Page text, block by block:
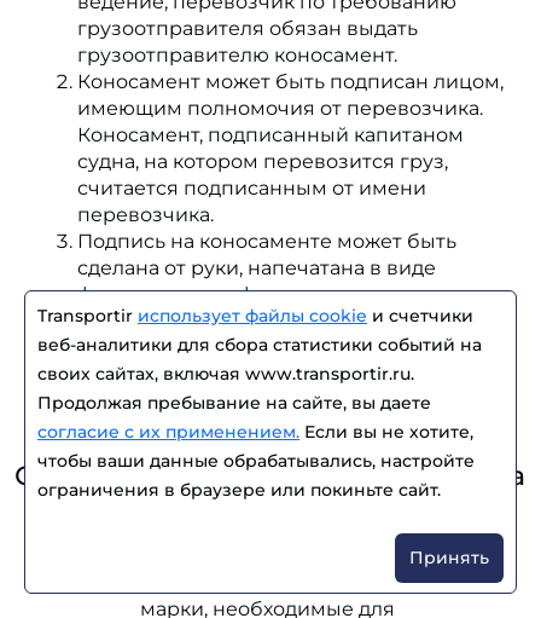
грузоотправителя обязан выдать
грузоотправителю коносамент.
Коносамент может быть подписан лицом,
имеющим полномочия от перевозчика.
Коносамент, подписанный капитаном
судна, на котором перевозится груз,
считается подписанным от имени
перевозчика.
Подпись на коносаменте может быть
сделана от руки, напечатана в виде
факсимиле, перфорирована, поставлена с
помощью штампа, в виде символов или с
помощью любых иных механических или
электронных средств, если это не
противоречит закону страны, в которой
выдается коносамент.
Статья 15. Содержание коносамента
В коносамент должны быть включены, в
общий характер груза, основные
марки, необходимые для
Transportir использует файлы cookie и счетчики
веб-аналитики для сбора статистики событий на
своих сайтах, включая www.transportir.ru.
Продолжая пребывание на сайте, вы даете
согласие с их применением. Если вы не хотите,
чтобы ваши данные обрабатывались, настройте
ограничения в браузере или покиньте сайт.
Принять